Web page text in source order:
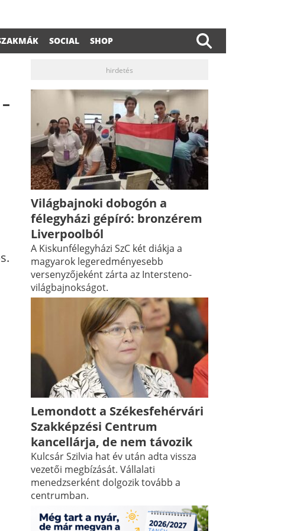
SOCIAL SHOP
hirdetés
Világbajnoki dobogón a
félegyházi gépíró: bronzérem
Liverpoolból
A Kiskunfélegyházi SzC két diákja a
magyarok legeredményesebb
versenyzőjeként zárta az Intersteno-
világbajnokságot.
Lemondott a Székesfehérvári
Szakképzési Centrum
kancellárja, de nem távozik
Kulcsár Szilvia hat év után adta vissza
vezetői megbízását. Vállalati
menedzserként dolgozik tovább a
centrumban.